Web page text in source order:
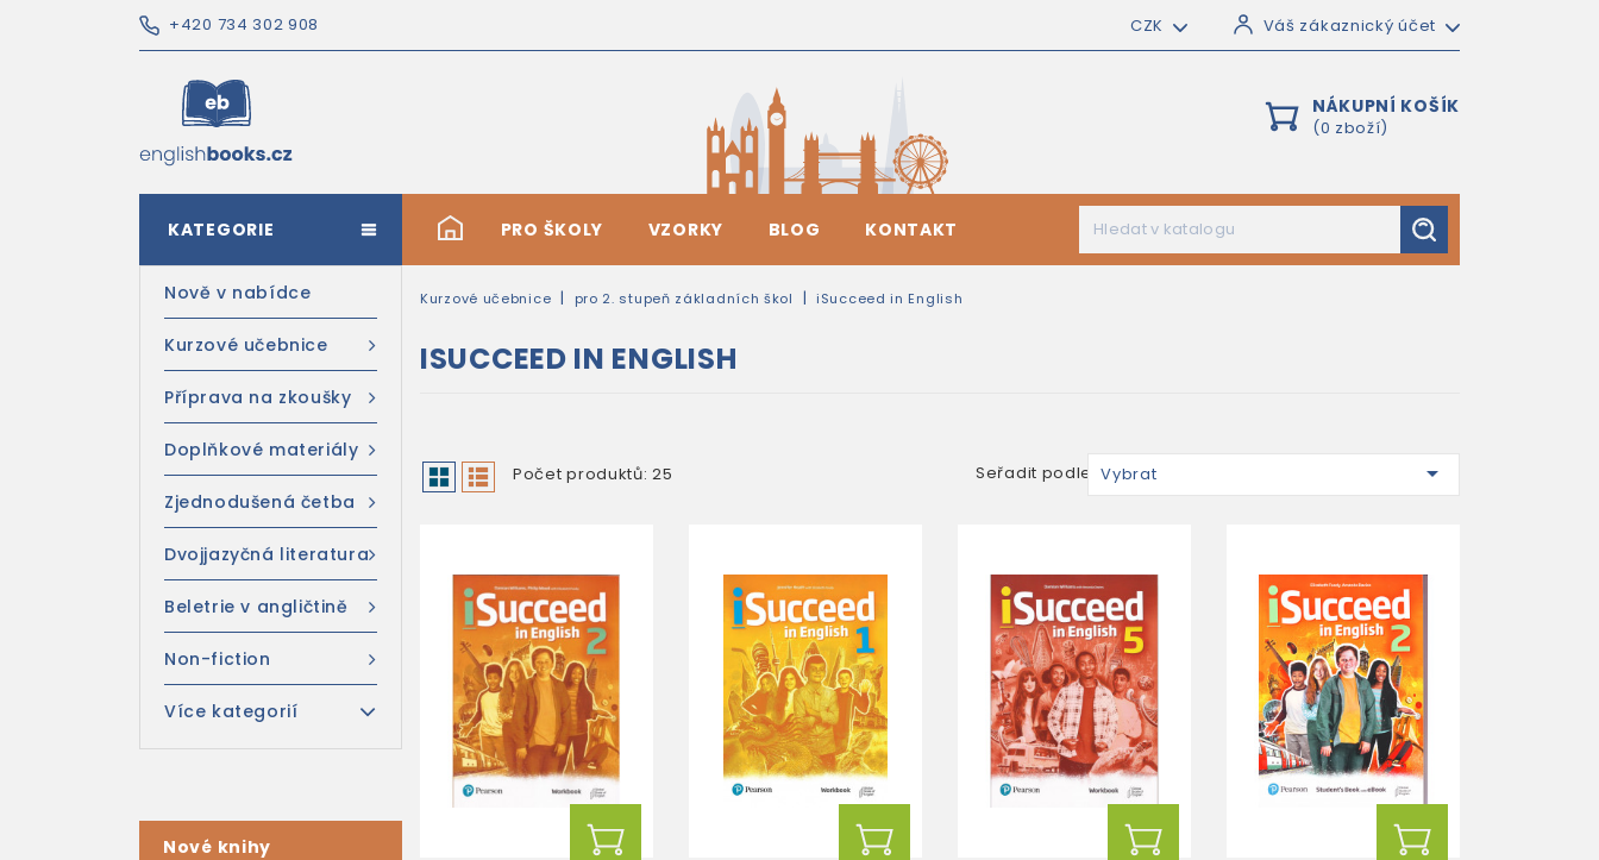
+420 734 302 908 CZK Váš zákaznický účet
NÁKUPNÍ KOŠÍK
(0 zboží)
# PRO ŠKOLY VZORKY BLOG KONTAKT
KATEGORIE
Nově v nabídce
Kurzové učebnice
Příprava na zkoušky
Doplňkové materiály
Zjednodušená četba
Dvojjazyčná literatura
Beletrie v angličtině
Non-fiction
Více kategorií
Nové knihy
Kurzové učebnice pro 2. stupeň základních škol iSucceed in English
ISUCCEED IN ENGLISH
Počet produktů: 25 Seřadit podle: Vybrat 